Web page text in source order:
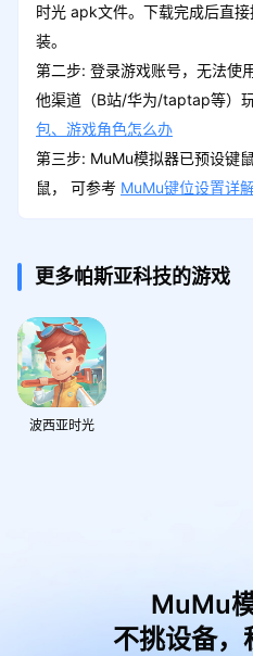
时光 apk文件。下载完成后直
装。
第二步: 登录游戏账号，无法使
他渠道（B站/华为/taptap等）
包、游戏角色怎么办
第三步: MuMu模拟器已预设键
鼠， 可参考 MuMu键位设置详
更多帕斯亚科技的游戏
波西亚时光
MuMu模
不挑设备，